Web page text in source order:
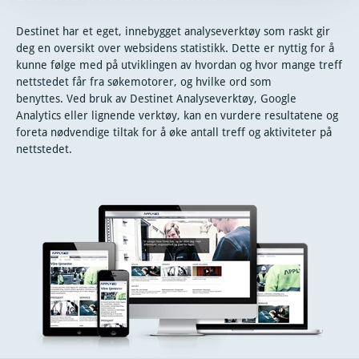
Destinet har et eget, innebygget analyseverktøy som raskt gir
deg en oversikt over websidens statistikk. Dette er nyttig for å
kunne følge med på utviklingen av hvordan og hvor mange treff
nettstedet får fra søkemotorer, og hvilke ord som
benyttes. Ved bruk av Destinet Analyseverktøy, Google
Analytics eller lignende verktøy, kan en vurdere resultatene og
foreta nødvendige tiltak for å øke antall treff og aktiviteter på
nettstedet.